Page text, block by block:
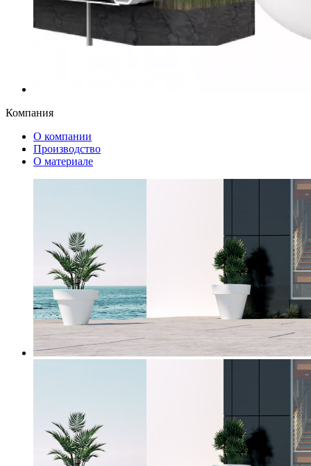
Компания
О компании
Производство
О материале